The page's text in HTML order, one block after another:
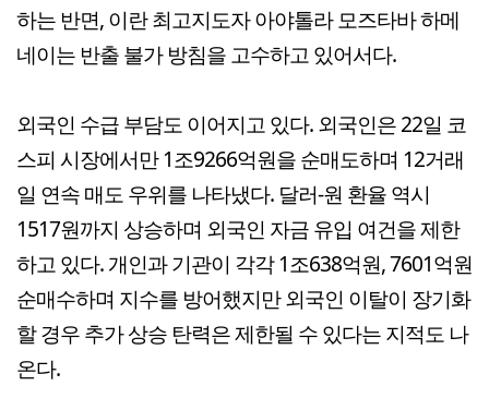
하는 반면, 이란 최고지도자 아야톨라 모즈타바 하메
네이는 반출 불가 방침을 고수하고 있어서다.
외국인 수급 부담도 이어지고 있다. 외국인은 22일 코
스피 시장에서만 1조9266억원을 순매도하며 12거래
일 연속 매도 우위를 나타냈다. 달러-원 환율 역시
1517원까지 상승하며 외국인 자금 유입 여건을 제한
하고 있다. 개인과 기관이 각각 1조638억원, 7601억원
순매수하며 지수를 방어했지만 외국인 이탈이 장기화
할 경우 추가 상승 탄력은 제한될 수 있다는 지적도 나
온다.